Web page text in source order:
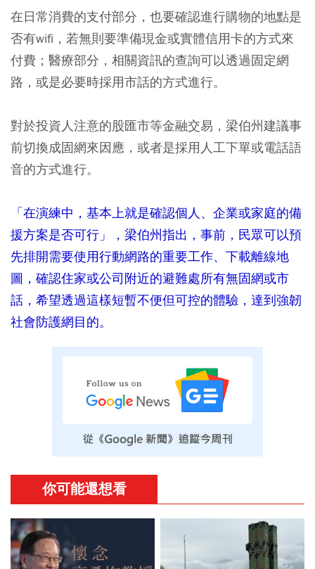
在日常消費的支付部分，也要確認進行購物的地點是
否有wifi，若無則要準備現金或實體信用卡的方式來
付費；醫療部分，相關資訊的查詢可以透過固定網
路，或是必要時採用市話的方式進行。
對於投資人注意的股匯市等金融交易，梁伯州建議事
前切換成固網來因應，或者是採用人工下單或電話語
音的方式進行。
「在演練中，基本上就是確認個人、企業或家庭的備
援方案是否可行」，梁伯州指出，事前，民眾可以預
先排開需要使用行動網路的重要工作、下載離線地
圖，確認住家或公司附近的避難處所有無固網或市
話，希望透過這樣短暫不便但可控的體驗，達到強韌
社會防護網目的。